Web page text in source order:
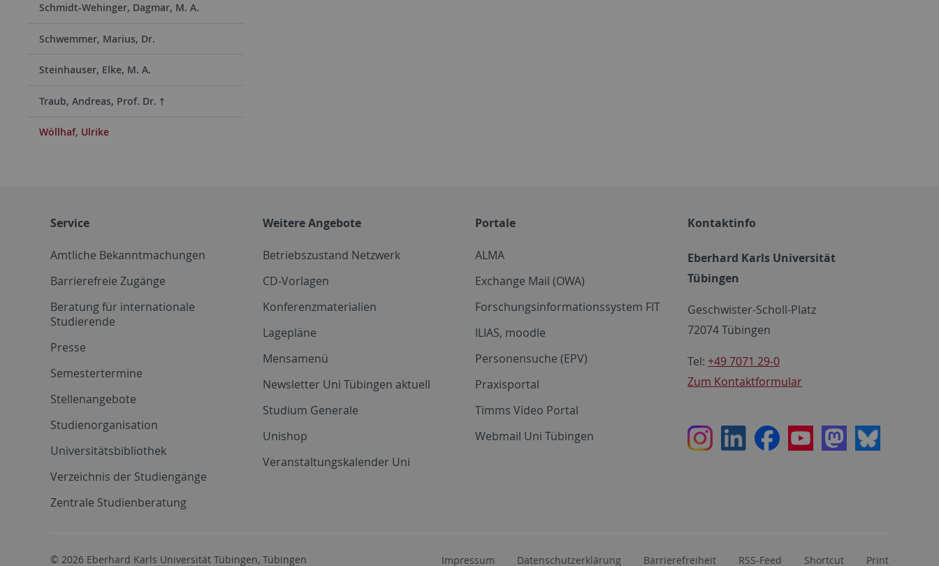
Schmidt-Wehinger, Dagmar, M. A.
Schwemmer, Marius, Dr.
Steinhauser, Elke, M. A.
Traub, Andreas, Prof. Dr. †
Wöllhaf, Ulrike
Service
Amtliche Bekanntmachungen
Barrierefreie Zugänge
Beratung für internationale
Studierende
Presse
Semestertermine
Stellenangebote
Studienorganisation
Universitätsbibliothek
Verzeichnis der Studiengänge
Zentrale Studienberatung
Weitere Angebote
Betriebszustand Netzwerk
CD-Vorlagen
Konferenzmaterialien
Lagepläne
Mensamenü
Newsletter Uni Tübingen aktuell
Studium Generale
Unishop
Veranstaltungskalender Uni
Portale
ALMA
Exchange Mail (OWA)
Forschungsinformationssystem FIT
ILIAS, moodle
Personensuche (EPV)
Praxisportal
Timms Video Portal
Webmail Uni Tübingen
Kontaktinfo
Eberhard Karls Universität
Tübingen
Geschwister-Scholl-Platz
72074 Tübingen
Tel: +49 7071 29-0
Zum Kontaktformular
InstagramLinkedInFacebookYoutubeMastodon
Bluesky
© 2026 Eberhard Karls Universität Tübingen, Tübingen Impressum Datenschutzerklärung Barrierefreiheit RSS-Feed Shortcut Print